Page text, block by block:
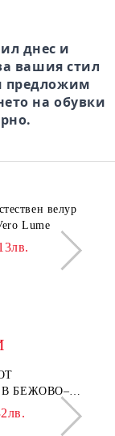
днес и
вашия стил
предложим
на обувки
велур
Lume
БЕЖОВО–